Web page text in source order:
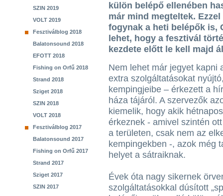
SZIN 2019
VOLT 2019
Fesztiválblog 2018
Balatonsound 2018
EFOTT 2018
Fishing on Orfű 2018
Strand 2018
Sziget 2018
SZIN 2018
VOLT 2018
Fesztiválblog 2017
Balatonsound 2017
Fishing on Orfű 2017
Strand 2017
Sziget 2017
SZIN 2017
külön belépő ellenében
már mind megteltek.
fogynak a heti belépők is,
lehet, hogy a fesztivál
kezdete előtt le kell majd
Nem lehet már jegyet kapni
extra szolgáltatásokat
kempingjeibe – érkezett a
háza tájáról. A szervezők
kiemelik, hogy akik
érkeznek - amivel szintén
a területen, csak nem az
kempingekben -, azok még
helyet a sátraiknak.
Évek óta nagy sikernek
szolgáltatásokkal dúsított